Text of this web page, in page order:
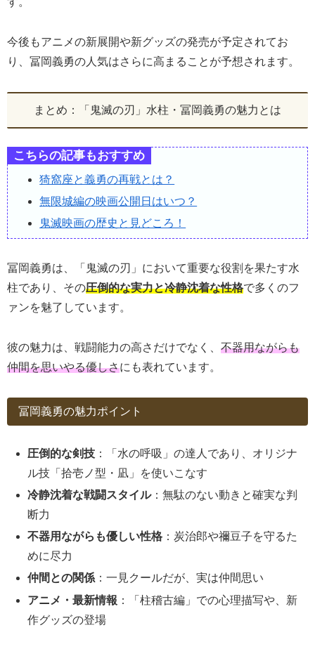
今後もアニメの新展開や新グッズの発売が予定されてお
り、冨岡義勇の人気はさらに高まることが予想されます。
まとめ：「鬼滅の刃」水柱・冨岡義勇の魅力とは
こちらの記事もおすすめ
猗窩座と義勇の再戦とは？
無限城編の映画公開日はいつ？
鬼滅映画の歴史と見どころ！
冨岡義勇は、「鬼滅の刃」において重要な役割を果たす水
柱であり、その圧倒的な実力と冷静沈着な性格で多くのフ
ァンを魅了しています。
彼の魅力は、戦闘能力の高さだけでなく、 不器用ながらも
仲間を思いやる優しさにも表れています。
冨岡義勇の魅力ポイント
圧倒的な剣技 ：「水の呼吸」の達人であり、オリジナ
ル技「拾壱ノ型・凪」を使いこなす
冷静沈着な戦闘スタイル：無駄のない動きと確実な判
断力
不器用ながらも優しい性格 ：炭治郎や禰豆子を守るた
めに尽力
仲間との関係：一見クールだが、実は仲間思い
アニメ・最新情報 ：「柱稽古編」での心理描写や、新
作グッズの登場